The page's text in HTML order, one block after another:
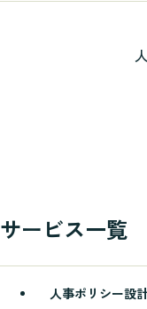
サービス一覧
人事ポリシー設